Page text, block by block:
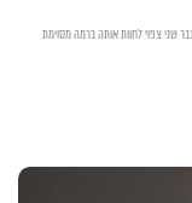
שני צפוי לחוות אותה ברמה מסוימת